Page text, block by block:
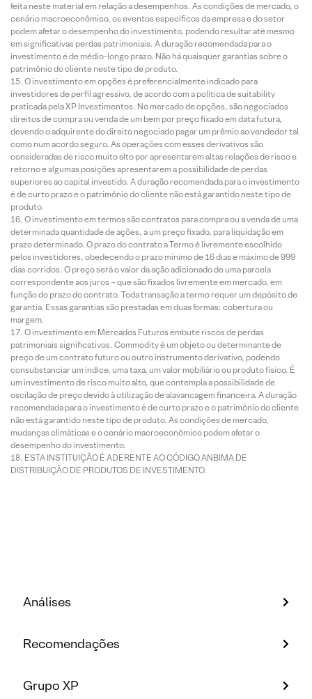
feita neste material em relação a desempenhos. As condições de mercado, o
cenário macroeconômico, os eventos específicos da empresa e do setor
podem afetar o desempenho do investimento, podendo resultar até mesmo
em significativas perdas patrimoniais. A duração recomendada para o
investimento é de médio-longo prazo. Não há quaisquer garantias sobre o
patrimônio do cliente neste tipo de produto.
O investimento em opções é preferencialmente indicado para
investidores de perfil agressivo, de acordo com a política de suitability
praticada pela XP Investimentos. No mercado de opções, são negociados
direitos de compra ou venda de um bem por preço fixado em data futura,
devendo o adquirente do direito negociado pagar um prêmio ao vendedor tal
como num acordo seguro. As operações com esses derivativos são
consideradas de risco muito alto por apresentarem altas relações de risco e
retorno e algumas posições apresentarem a possibilidade de perdas
superiores ao capital investido. A duração recomendada para o investimento
é de curto prazo e o patrimônio do cliente não está garantido neste tipo de
produto.
O investimento em termos são contratos para compra ou a venda de uma
determinada quantidade de ações, a um preço fixado, para liquidação em
prazo determinado. O prazo do contrato a Termo é livremente escolhido
pelos investidores, obedecendo o prazo mínimo de 16 dias e máximo de 999
dias corridos. O preço será o valor da ação adicionado de uma parcela
correspondente aos juros – que são fixados livremente em mercado, em
função do prazo do contrato. Toda transação a termo requer um depósito de
garantia. Essas garantias são prestadas em duas formas: cobertura ou
margem.
O investimento em Mercados Futuros embute riscos de perdas
patrimoniais significativos. Commodity é um objeto ou determinante de
preço de um contrato futuro ou outro instrumento derivativo, podendo
consubstanciar um índice, uma taxa, um valor mobiliário ou produto físico. É
um investimento de risco muito alto, que contempla a possibilidade de
oscilação de preço devido à utilização de alavancagem financeira. A duração
recomendada para o investimento é de curto prazo e o patrimônio do cliente
não está garantido neste tipo de produto. As condições de mercado,
mudanças climáticas e o cenário macroeconômico podem afetar o
desempenho do investimento.
ESTA INSTITUIÇÃO É ADERENTE AO CÓDIGO ANBIMA DE
DISTRIBUIÇÃO DE PRODUTOS DE INVESTIMENTO.
Análises
Recomendações
Grupo XP